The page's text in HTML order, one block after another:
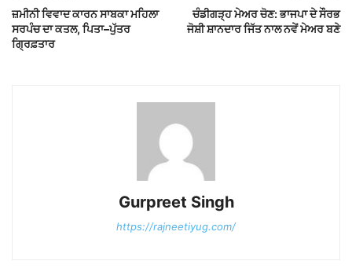
ਜ਼ਮੀਨੀ ਵਿਵਾਦ ਕਾਰਨ ਸਾਬਕਾ ਮਹਿਲਾ
ਸਰਪੰਚ ਦਾ ਕਤਲ, ਪਿਤਾ–ਪੁੱਤਰ
ਗ੍ਰਿਫ਼ਤਾਰ
ਚੰਡੀਗੜ੍ਹ ਮੇਅਰ ਚੋਣ: ਭਾਜਪਾ ਦੇ ਸੌਰਭ
ਜੋਸ਼ੀ ਸ਼ਾਨਦਾਰ ਜਿੱਤ ਨਾਲ ਨਵੇਂ ਮੇਅਰ ਬਣੇ
Gurpreet Singh
https://rajneetiyug.com/